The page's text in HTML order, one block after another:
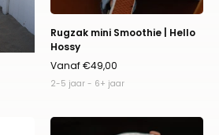
Rugzak mini Smoothie | Hello
Hossy
Vanaf €49,00
2-5 jaar - 6+ jaar